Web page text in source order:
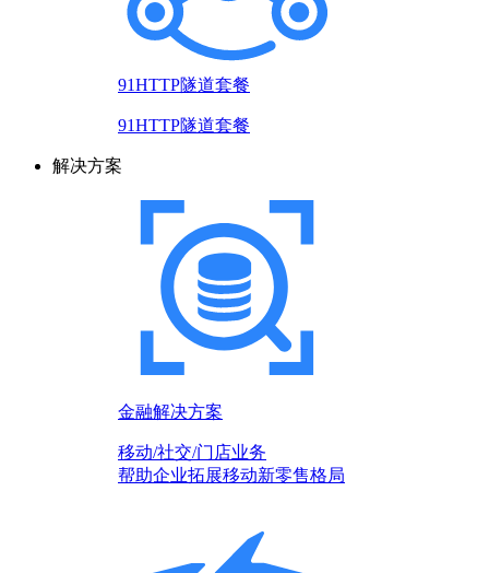
91HTTP隧道套餐
91HTTP隧道套餐
解决方案
金融解决方案
移动/社交/门店业务
帮助企业拓展移动新零售格局